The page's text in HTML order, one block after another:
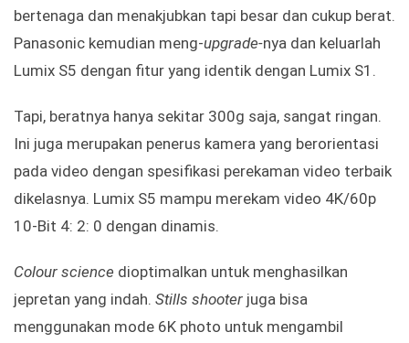
bertenaga dan menakjubkan tapi besar dan cukup berat.
Panasonic kemudian meng-upgrade-nya dan keluarlah
Lumix S5 dengan fitur yang identik dengan Lumix S1.
Tapi, beratnya hanya sekitar 300g saja, sangat ringan.
Ini juga merupakan penerus kamera yang berorientasi
pada video dengan spesifikasi perekaman video terbaik
dikelasnya. Lumix S5 mampu merekam video 4K/60p
10-Bit 4: 2: 0 dengan dinamis.
Colour science dioptimalkan untuk menghasilkan
jepretan yang indah. Stills shooter juga bisa
menggunakan mode 6K photo untuk mengambil